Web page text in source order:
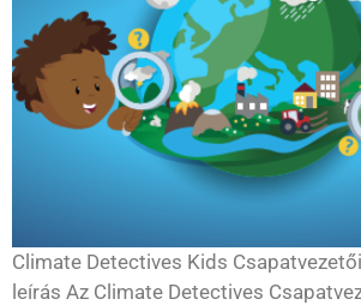
Climate Detectives Kids
leírás Az Climate Detectives